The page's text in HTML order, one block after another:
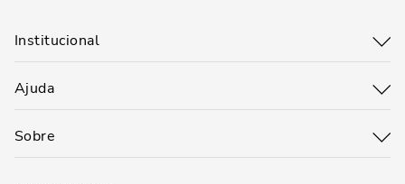
Institucional
Ajuda
Sobre